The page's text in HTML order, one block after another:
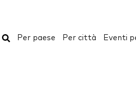
Cerca
Per paese Per città Eventi